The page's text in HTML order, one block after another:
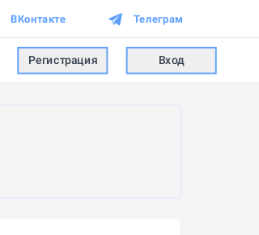
ВКонтакте Телеграм
Регистрация Вход